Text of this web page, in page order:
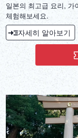
일본의 최고급 요리, 가
체험해보세요.
자세히 알아보기